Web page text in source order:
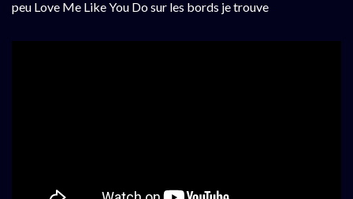
peu Love Me Like You Do sur les bords je trouve